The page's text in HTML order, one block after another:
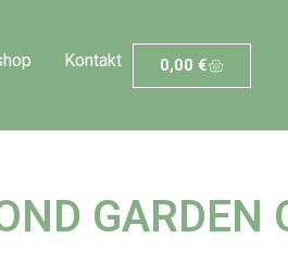
Kontakt 0,00 €